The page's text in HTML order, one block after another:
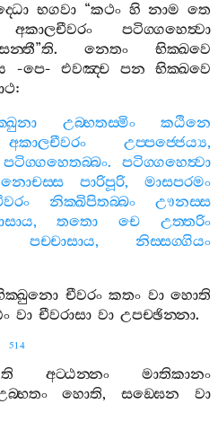
භගවා “කථං හි නාම තෙ
අකාලචීවරං
පටිග‍්ගහෙත්‍වා
”ති. නෙතං
භික‍්ඛවෙ
-පෙ- එවඤ‍්ච පන
භික‍්ඛවෙ
:
උබ‍්භතස‍්මිං
කඨිනෙ
අකාලචීවරං උප‍්පජ‍්ජෙය්‍ය,
පටිග‍්ගහෙතබ‍්බං.පටිග‍්ගහෙත්‍වා
නොචස‍්ස පාරිපූරි, මාසපරමං
නික‍්ඛිපිතබ‍්බං
ඌනස‍්ස
,තතො චෙ
උත‍්තරිං
පච‍්චාසාය,නිස‍්සග‍්ගියං
චීවරං කතං වා හොති
වා චීවරාසා වා උපච‍්ඡින‍්නා.
514
ති අට‍්ඨන‍්නං
මාතිකානං
හොති,සඞ‍්ඝෙන
වා